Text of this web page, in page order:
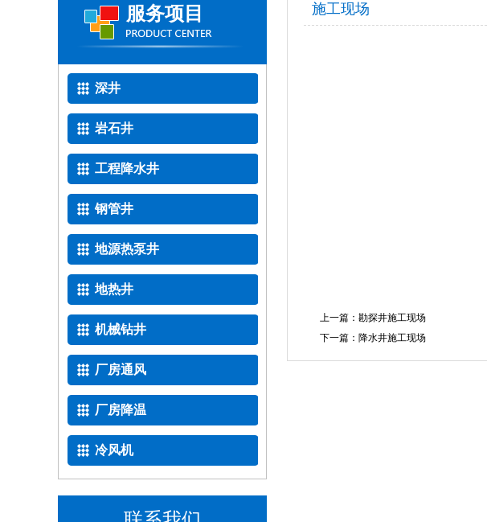
服务项目
深井
岩石井
工程降水井
钢管井
地源热泵井
地热井
机械钻井
厂房通风
厂房降温
冷风机
施工现场
上一篇： 勘探井施工现场
下一篇： 降水井施工现场